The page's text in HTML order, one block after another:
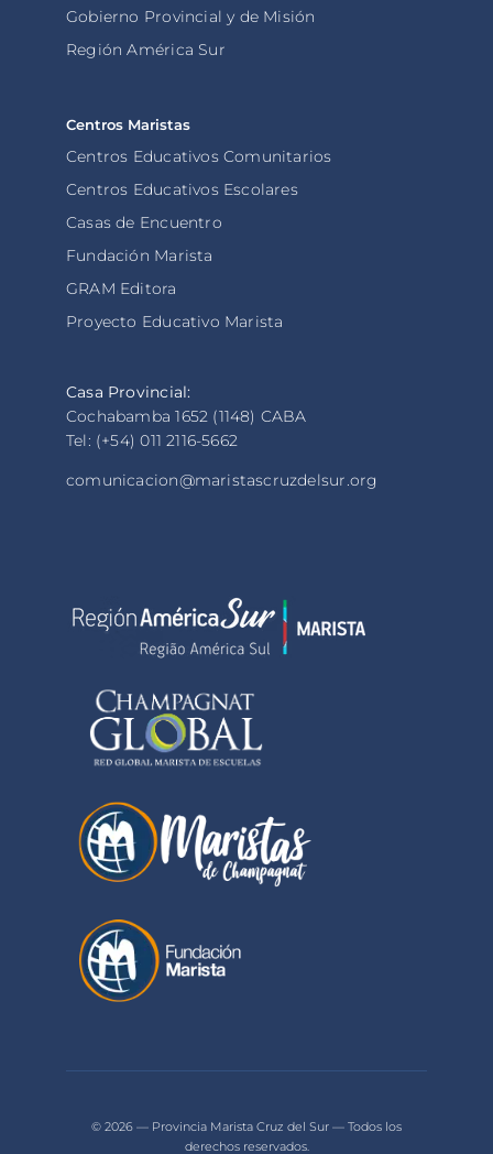
Gobierno Provincial y de Misión
Región América Sur
Centros Maristas
Centros Educativos Comunitarios
Centros Educativos Escolares
Casas de Encuentro
Fundación Marista
GRAM Editora
Proyecto Educativo Marista
Casa Provincial:
Cochabamba 1652 (1148) CABA
Tel: (+54) 011 2116-5662
comunicacion@maristascruzdelsur.org
© 2026 — Provincia Marista Cruz del Sur — Todos los
derechos reservados.